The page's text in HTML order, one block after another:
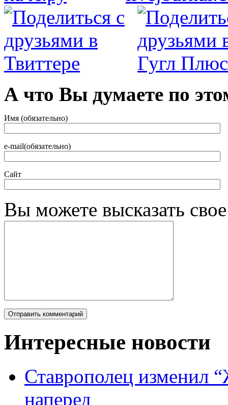
А что Вы думаете по
Имя (обязательно)
e-mail(обязательно)
Сайт
Вы можете высказать
Интересные новости
Ставрополец изменил
наперед